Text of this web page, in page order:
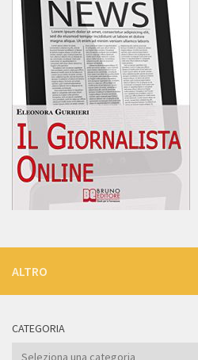
ALTRO
CATEGORIA
Categoria